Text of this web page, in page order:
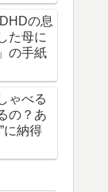
の息
た母に
の手紙
ゃべる
の？あ
に納得